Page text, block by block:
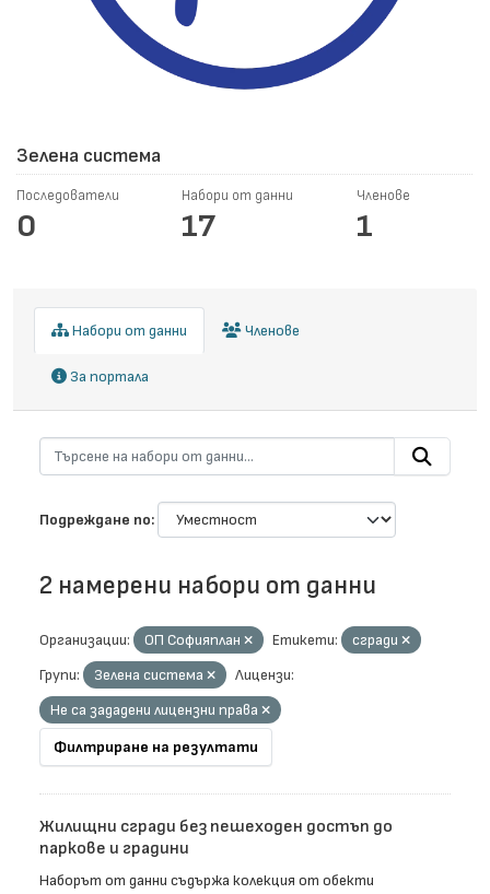
Зелена система
Последователи
0
Набори от данни
17
Членове
1
Набори от данни Членове
За портала
Подреждане по
2 намерени набори от данни
Организации: ОП Софияплан Етикети:
сгради
Групи:
Зелена система
Лицензи:
Не са зададени лицензни права
Филтриране на резултати
Жилищни сгради без пешеходен достъп до
паркове и градини
Наборът от данни съдържа колекция от обекти